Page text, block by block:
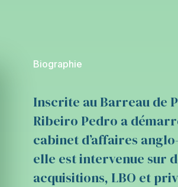
Biographie
Inscrite au Barreau de
Ribeiro Pedro a
cabinet d’affaires
elle est intervenue sur
acquisitions, LBO et